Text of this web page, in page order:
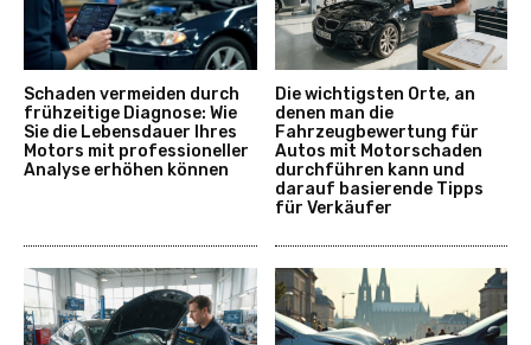
Schaden vermeiden durch
frühzeitige Diagnose: Wie
Sie die Lebensdauer Ihres
Motors mit professioneller
Analyse erhöhen können
Die wichtigsten Orte, an
denen man die
Fahrzeugbewertung für
Autos mit Motorschaden
durchführen kann und
darauf basierende Tipps
für Verkäufer